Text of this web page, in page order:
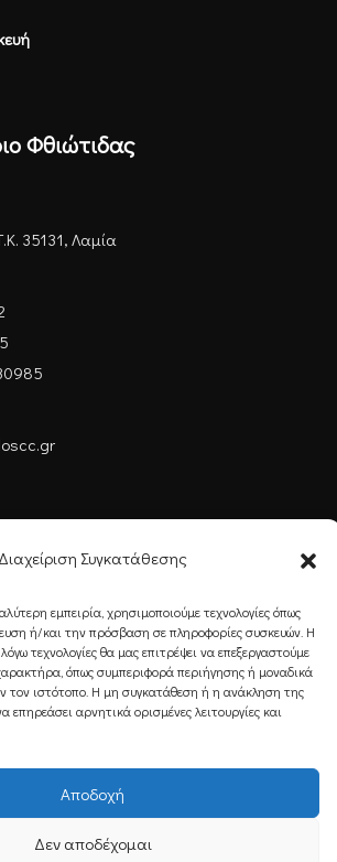
Διαχείριση Συγκατάθεσης
εμπειρία, χρησιμοποιούμε τεχνολογίες όπως
ή/και την πρόσβαση σε πληροφορίες συσκευών. Η
τεχνολογίες θα μας επιτρέψει να επεξεργαστούμε
όπως συμπεριφορά περιήγησης ή μοναδικά
τον ιστότοπο. Η μη συγκατάθεση ή η ανάκληση της
επηρεάσει αρνητικά ορισμένες λειτουργίες και
Αποδοχή
Δεν αποδέχομαι
Φθιώτιδας
35131, Λαμία
μας
Newsletter μας